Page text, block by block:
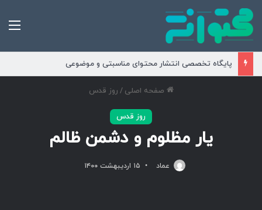
پایگاه تخصصی انتشار محتوای مناسبتی و موضوعی
صفحه اصلی / روز قدس
روز قدس
یار مظلوم و دشمن ظالم
عماد ۱۵ اردیبهشت ۱۴۰۰